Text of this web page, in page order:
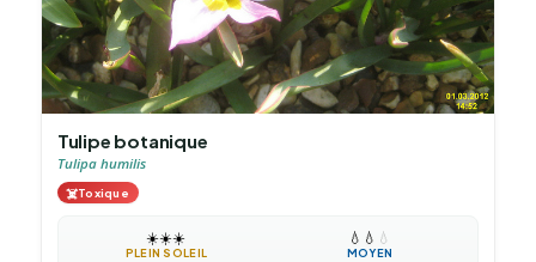
Tulipe botanique
Tulipa humilis
☠️Toxique
☀️☀️☀️
PLEIN SOLEIL
💧 💧 💧
MOYEN